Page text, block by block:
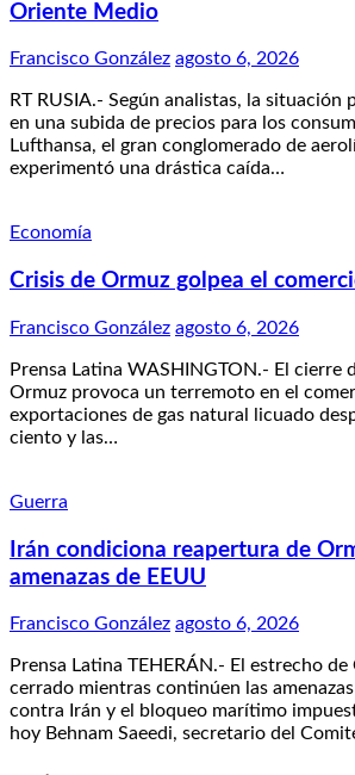
Oriente Medio
Francisco González agosto 6, 2026
RT RUSIA.- Según analistas, la situación
en una subida de precios para los
Lufthansa, el gran conglomerado de
experimentó una drástica caída…
Economía
Crisis de Ormuz golpea el
Francisco González agosto 6, 2026
Prensa Latina WASHINGTON.- El cierre
Ormuz provoca un terremoto en el
exportaciones de gas natural licuado
ciento y las…
Guerra
Irán condiciona reapertura de
amenazas de EEUU
Francisco González agosto 6, 2026
Prensa Latina TEHERÁN.- El estrecho
cerrado mientras continúen las
contra Irán y el bloqueo marítimo
hoy Behnam Saeedi, secretario del